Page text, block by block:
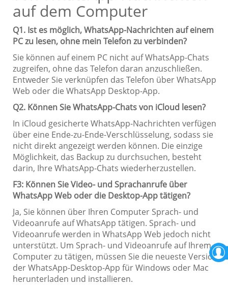
auf dem Computer
Q1. Ist es möglich, WhatsApp-Nachrichten auf einem
PC zu lesen, ohne mein Telefon zu verbinden?
Sie können auf einem PC nicht auf WhatsApp-Chats
zugreifen, ohne das Telefon daran anzuschließen.
Entweder Sie verknüpfen das Telefon über WhatsApp
Web oder die WhatsApp Desktop-App.
Q2. Können Sie WhatsApp-Chats von iCloud lesen?
In iCloud gesicherte WhatsApp-Nachrichten verfügen
über eine Ende-zu-Ende-Verschlüsselung, sodass sie
nicht direkt angezeigt werden können. Die einzige
Möglichkeit, das Backup zu durchsuchen, besteht
darin, Ihre WhatsApp-Chats wiederherzustellen.
F3: Können Sie Video- und Sprachanrufe über
WhatsApp Web oder die Desktop-App tätigen?
Ja, Sie können über Ihren Computer Sprach- und
Videoanrufe auf WhatsApp tätigen. Sprach- und
Videoanrufe werden in WhatsApp Web jedoch nicht
unterstützt. Um Sprach- und Videoanrufe auf Ihrem
Computer zu tätigen, müssen Sie die neueste Version
der WhatsApp-Desktop-App für Windows oder Mac
herunterladen und installieren.